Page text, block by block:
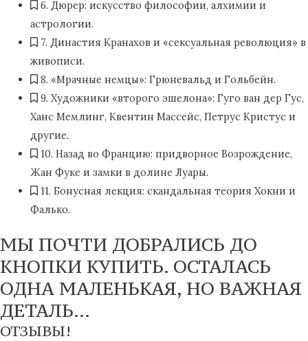
6. Дюрер: искусство философии, алхимии и
астрологии.
7. Династия Кранахов и «сексуальная революция» в
живописи.
8. «Мрачные немцы»: Грюневальд и Гольбейн.
9. Художники «второго эшелона»: Гуго ван дер Гус,
Ханс Мемлинг, Квентин Массейс, Петрус Кристус и
другие.
10. Назад во Францию: придворное Возрождение,
Жан Фуке и замки в долине Луары.
11. Бонусная лекция: скандальная теория Хокни и
Фалько.
МЫ ПОЧТИ ДОБРАЛИСЬ ДО
КНОПКИ КУПИТЬ. ОСТАЛАСЬ
ОДНА МАЛЕНЬКАЯ, НО ВАЖНАЯ
ДЕТАЛЬ…
ОТЗЫВЫ!